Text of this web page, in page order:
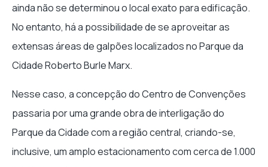
ainda não se determinou o local exato para edificação.
No entanto, há a possibilidade de se aproveitar as
extensas áreas de galpões localizados no Parque da
Cidade Roberto Burle Marx.
Nesse caso, a concepção do Centro de Convenções
passaria por uma grande obra de interligação do
Parque da Cidade com a região central, criando-se,
inclusive, um amplo estacionamento com cerca de 1.000